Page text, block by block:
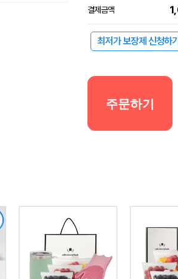
결제금액
최저가 보장제 신청하기
주문하기